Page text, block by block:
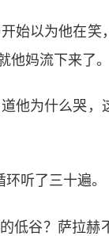
始以为他在笑
妈流下来了。
他为什么哭，
听了三十遍。
低谷？萨拉赫